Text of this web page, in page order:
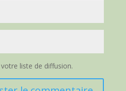
liste de diffusion.